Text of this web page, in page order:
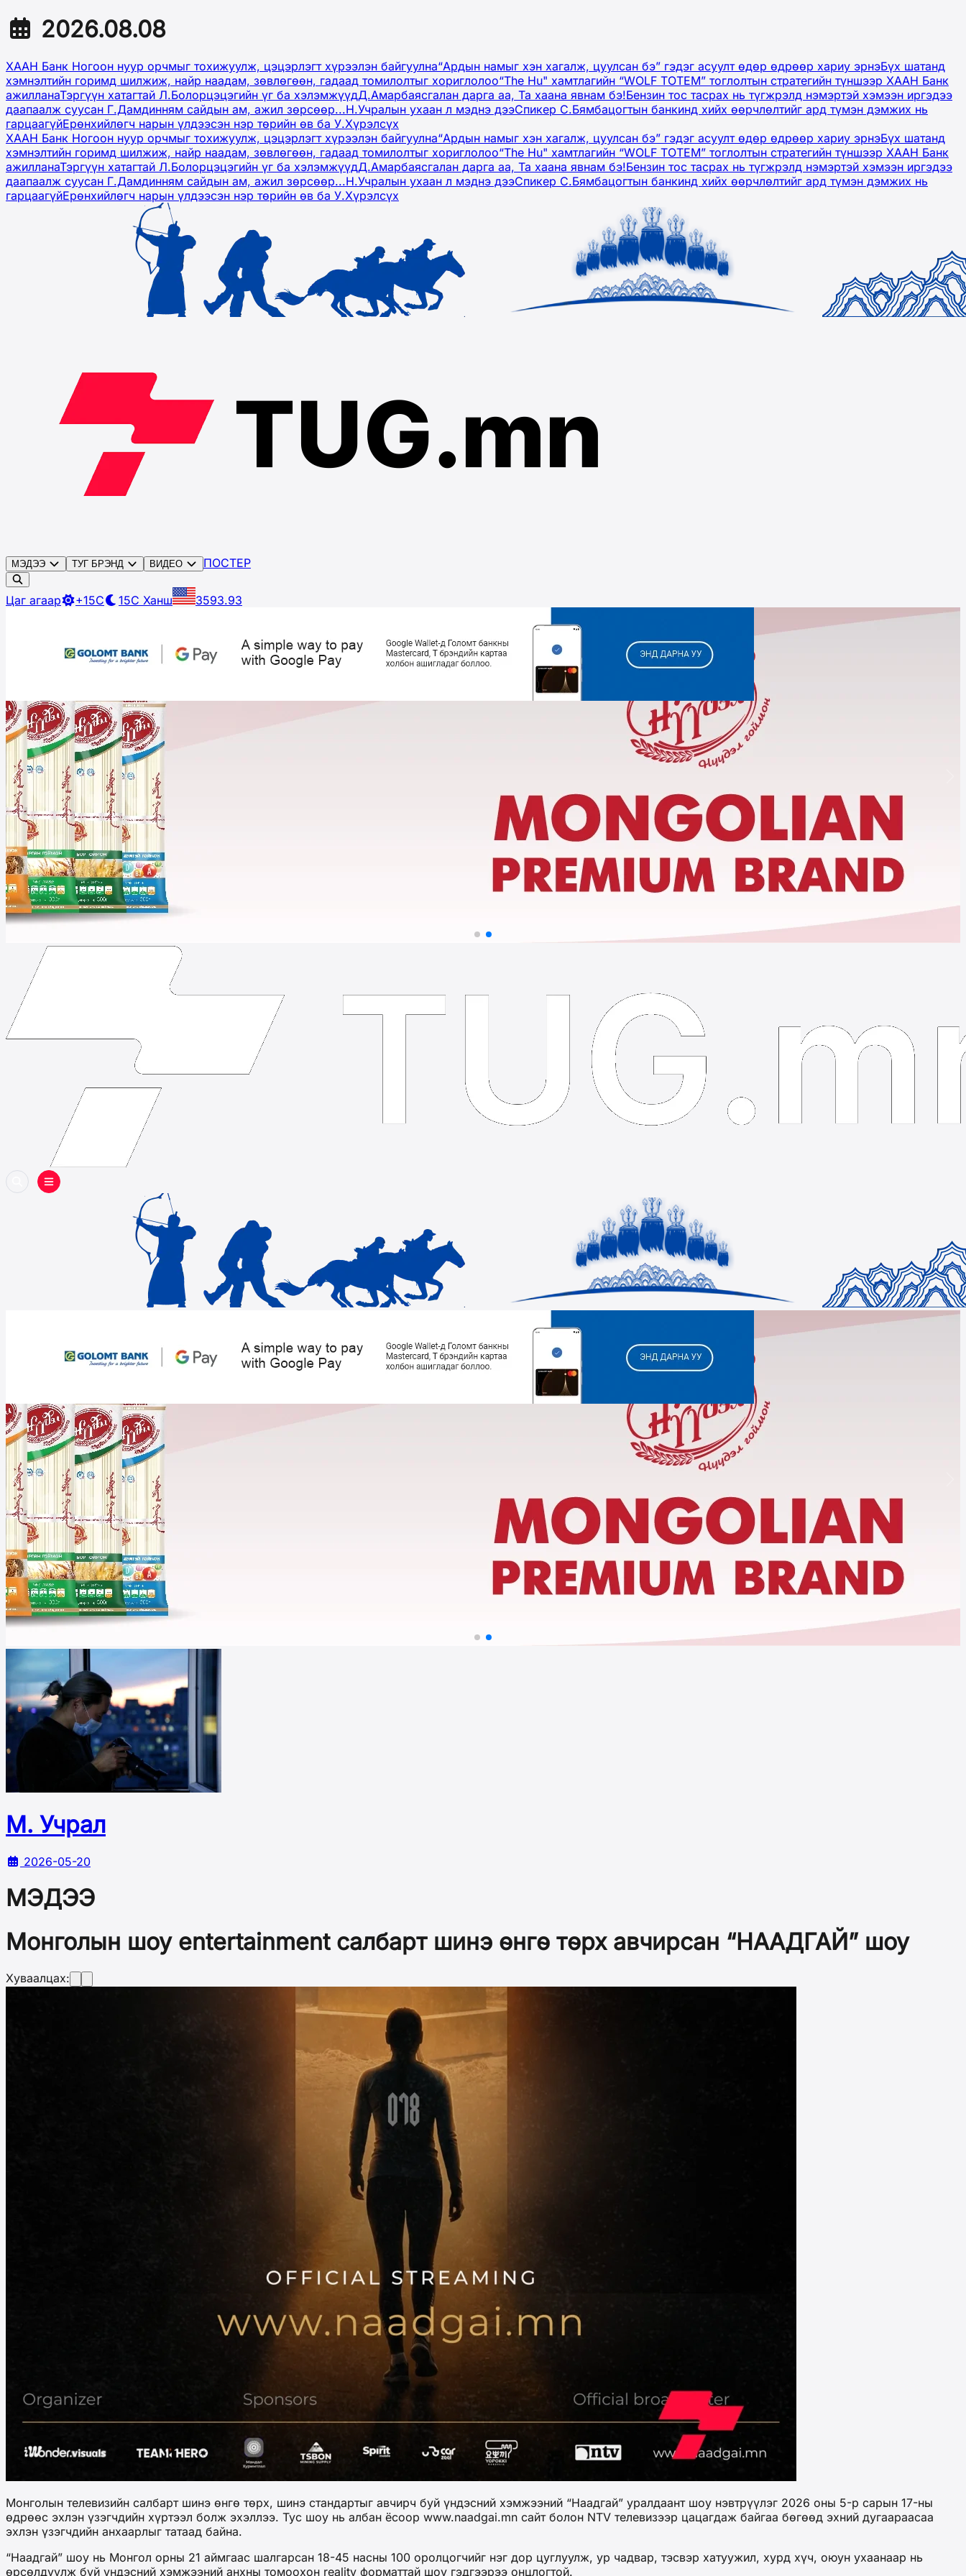
2026.08.08
ХААН Банк Ногоон нуур орчмыг тохижуулж, цэцэрлэгт хүрээлэн байгуулна“Ардын намыг хэн хагалж, цуулсан бэ” гэдэг асуулт өдөр өдрөөр хариу эрнэБүх шатанд
хэмнэлтийн горимд шилжиж, найр наадам, зөвлөгөөн, гадаад томилолтыг хориглолоо“The Hu" хамтлагийн “WOLF TOTEM” тоглолтын стратегийн түншээр ХААН Банк
ажилланаТэргүүн хатагтай Л.Болорцэцэгийн үг ба хэлэмжүүдД.Амарбаясгалан дарга аа, Та хаана явнам бэ!Бензин тос тасрах нь түгжрэлд нэмэртэй хэмээн иргэдээ
даапаалж суусан Г.Дамдинням сайдын ам, ажил зөрсөөр...Н.Учралын ухаан л мэднэ дээСпикер С.Бямбацогтын банкинд хийх өөрчлөлтийг ард түмэн дэмжих нь
гарцаагүйЕрөнхийлөгч нарын үлдээсэн нэр төрийн өв ба У.Хүрэлсүх
ХААН Банк Ногоон нуур орчмыг тохижуулж, цэцэрлэгт хүрээлэн байгуулна“Ардын намыг хэн хагалж, цуулсан бэ” гэдэг асуулт өдөр өдрөөр хариу эрнэБүх шатанд
хэмнэлтийн горимд шилжиж, найр наадам, зөвлөгөөн, гадаад томилолтыг хориглолоо“The Hu" хамтлагийн “WOLF TOTEM” тоглолтын стратегийн түншээр ХААН Банк
ажилланаТэргүүн хатагтай Л.Болорцэцэгийн үг ба хэлэмжүүдД.Амарбаясгалан дарга аа, Та хаана явнам бэ!Бензин тос тасрах нь түгжрэлд нэмэртэй хэмээн иргэдээ
даапаалж суусан Г.Дамдинням сайдын ам, ажил зөрсөөр...Н.Учралын ухаан л мэднэ дээСпикер С.Бямбацогтын банкинд хийх өөрчлөлтийг ард түмэн дэмжих нь
гарцаагүйЕрөнхийлөгч нарын үлдээсэн нэр төрийн өв ба У.Хүрэлсүх
МЭДЭЭ ТУГ БРЭНД ВИДЕО ПОСТЕР
Цаг агаар +15C 15C Ханш 3593.93
М. Учрал
2026-05-20
МЭДЭЭ
Монголын шоу entertainment салбарт шинэ өнгө төрх авчирсан “НААДГАЙ” шоу
Хуваалцах:
Монголын телевизийн салбарт шинэ өнгө төрх, шинэ стандартыг авчирч буй үндэсний хэмжээний “Наадгай” уралдаант шоу нэвтрүүлэг 2026 оны 5-р сарын 17-ны
өдрөөс эхлэн үзэгчдийн хүртээл болж эхэллээ. Тус шоу нь албан ёсоор www.naadgai.mn сайт болон NTV телевизээр цацагдаж байгаа бөгөөд эхний дугаараасаа
эхлэн үзэгчдийн анхаарлыг татаад байна.
“Наадгай” шоу нь Монгол орны 21 аймгаас шалгарсан 18-45 насны 100 оролцогчийг нэг дор цуглуулж, ур чадвар, тэсвэр хатуужил, хурд хүч, оюун ухаанаар нь
өрсөлдүүлж буй үндэсний хэмжээний анхны томоохон reality форматтай шоу гэдгээрээ онцлогтой.